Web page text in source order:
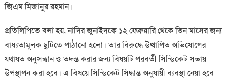
জিএম মিজানুর রহমান।
প্রতিলিপিতে বলা হয়, নাদির জুনাইদকে ১২ ফেব্রুয়ারি থেকে তিন মাসের জন্য
বাধ্যতামূলক ছুটিতে পাঠানো হলো। তার বিরুদ্ধে উত্থাপিত অভিযোগের
যথাযত অনুসন্ধান ও তদন্ত করার জন্য বিষয়টি পরবর্তী সিন্ডিকেট সভায়
উপস্থাপন করা হবে। এ বিষয়ে সিন্ডিকেট সিদ্ধান্ত অনুযায়ী ব্যবস্থা নেয়া হবে